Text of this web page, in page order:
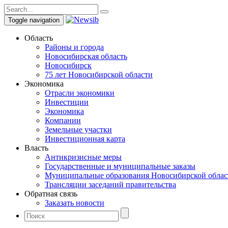
Toggle navigation
Область
Районы и города
Новосибирская область
Новосибирск
75 лет Новосибирской области
Экономика
Отрасли экономики
Инвестиции
Экономика
Компании
Земельные участки
Инвестиционная карта
Власть
Антикризисные меры
Государственные и муниципальные заказы
Муниципальные образования Новосибирской
Трансляции заседаний правительства
Обратная связь
Заказать новости